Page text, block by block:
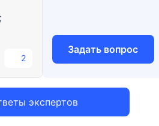
экспертов
2
Задать вопрос